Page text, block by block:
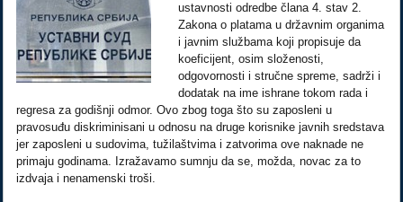
ustavnosti odredbe člana 4. stav 2.
Zakona o platama u državnim organima
i javnim službama koji propisuje da
koeficijent, osim složenosti,
odgovornosti i stručne spreme, sadrži i
dodatak na ime ishrane tokom rada i
regresa za godišnji odmor. Ovo zbog toga što su zaposleni u
pravosuđu diskriminisani u odnosu na druge korisnike javnih sredstava
jer zaposleni u sudovima, tužilaštvima i zatvorima ove naknade ne
primaju godinama. Izražavamo sumnju da se, možda, novac za to
izdvaja i nenamenski troši.